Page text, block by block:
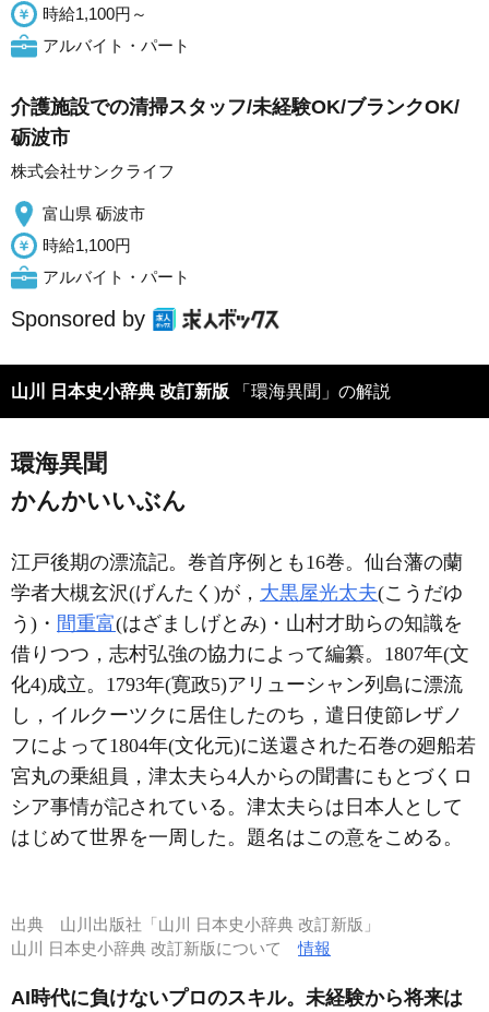
時給1,100円～
アルバイト・パート
介護施設での清掃スタッフ/未経験OK/ブランクOK/
砺波市
株式会社サンクライフ
富山県 砺波市
時給1,100円
アルバイト・パート
Sponsored by
山川 日本史小辞典 改訂新版 「環海異聞」の解説
環海異聞
かんかいいぶん
江戸後期の漂流記。巻首序例とも16巻。仙台藩の蘭
学者大槻玄沢(げんたく)が， 大黒屋光太夫(こうだゆ
う)・ 間重富(はざましげとみ)・山村才助らの知識を
借りつつ，志村弘強の協力によって編纂。1807年(文
化4)成立。1793年(寛政5)アリューシャン列島に漂流
し，イルクーツクに居住したのち，遣日使節レザノ
フによって1804年(文化元)に送還された石巻の廻船若
宮丸の乗組員，津太夫ら4人からの聞書にもとづくロ
シア事情が記されている。津太夫らは日本人として
はじめて世界を一周した。題名はこの意をこめる。
出典 山川出版社「山川 日本史小辞典 改訂新版」
山川 日本史小辞典 改訂新版について情報
AI時代に負けないプロのスキル。未経験から将来は